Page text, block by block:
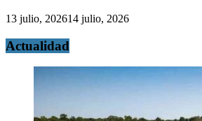
13 julio, 202614 julio, 2026
Actualidad